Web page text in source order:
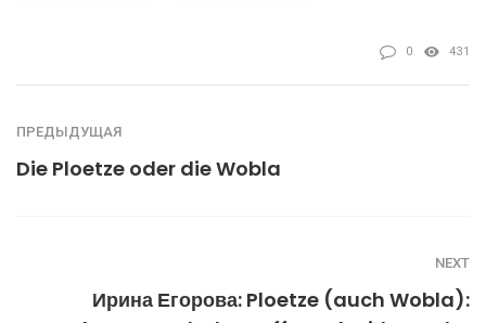
0 431
ПРЕДЫДУЩАЯ
Die Ploetze oder die Wobla
NEXT
Ирина Егорова: Ploetze (auch Wobla):